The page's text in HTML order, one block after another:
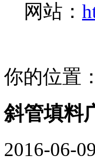
网站：
你的位置：
斜管填料
2016-06-